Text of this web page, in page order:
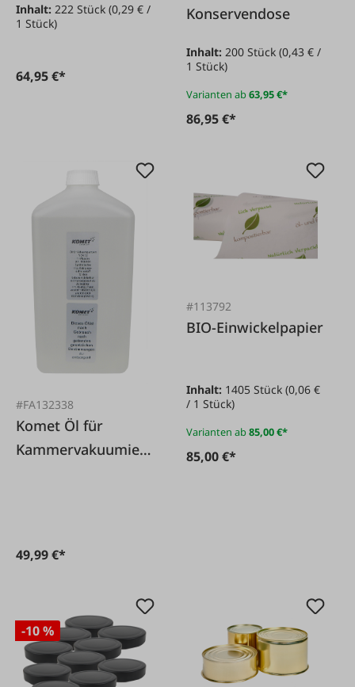
Inhalt: 222 Stück (0,29 € /
1 Stück)
64,95 €*
Konservendose
Inhalt:200 Stück(0,43 € /
1 Stück)
Varianten ab63,95 €*
86,95 €*
#FA132338
Komet Öl für
Kammervakuumiere
49,99 €*
#113792
BIO-Einwickelpapier
Inhalt: 1405 Stück(0,06 €
/ 1 Stück)
Varianten ab85,00 €*
85,00 €*
-10 %